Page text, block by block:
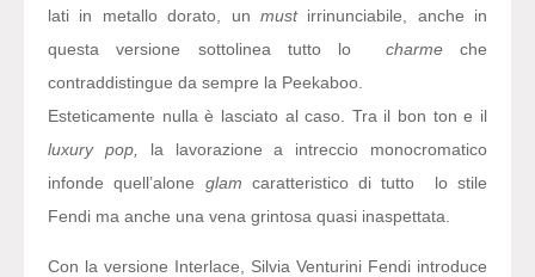
lati in metallo dorato, un mustirrinunciabile, anche in
questa versione sottolinea tutto lo charmeche
contraddistingue da sempre la Peekaboo.
Esteticamente nulla è lasciato al caso. Tra il bon ton e il
luxury pop,
la lavorazione a intreccio monocromatico
infonde quell’alone glam caratteristico di tutto lo stile
Fendi ma anche una vena grintosa quasi inaspettata.
Con la versione Interlace, Silvia Venturini Fendi introduce